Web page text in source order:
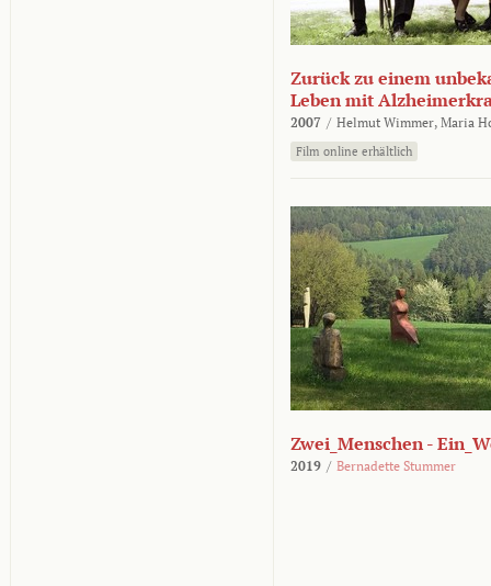
Zurück zu einem
Leben mit
2007 / Helmut Wimmer, Maria
Film online erhältlich
Zwei_Menschen -
2019 / Bernadette Stummer